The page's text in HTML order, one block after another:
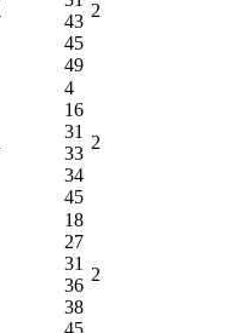
43
45
49
2
4
16
31
33
34
45
2
18
27
31
36
38
45
2